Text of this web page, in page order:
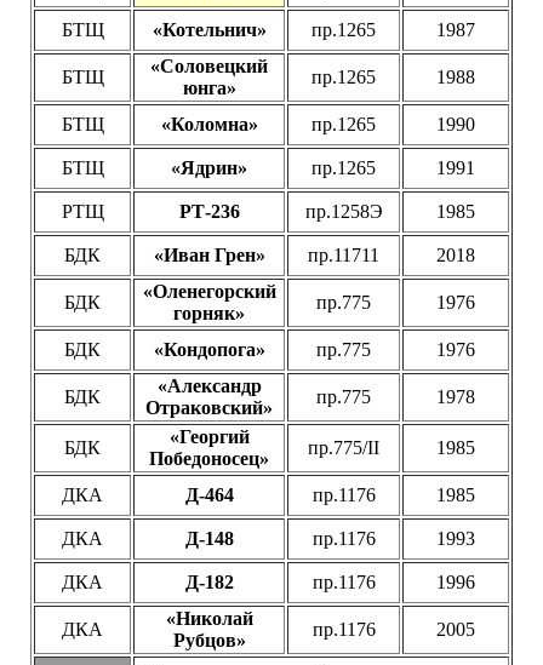
БТЩ «Котельнич» пр.1265 1987
БТЩ
«Соловецкий
юнга»
пр.1265 1988
БТЩ «Коломна» пр.1265 1990
БТЩ «Ядрин» пр.1265 1991
РТЩ РТ-236 пр.1258Э 1985
БДК «Иван Грен» пр.11711 2018
БДК
«Оленегорский
горняк»
пр.775 1976
БДК «Кондопога» пр.775 1976
БДК
«Александр
Отраковский»
пр.775 1978
БДК
«Георгий
Победоносец»
пр.775/II 1985
ДКА Д-464 пр.1176 1985
ДКА Д-148 пр.1176 1993
ДКА Д-182 пр.1176 1996
ДКА
«Николай
Рубцов»
пр.1176 2005